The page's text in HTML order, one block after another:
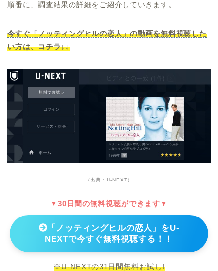
順番に、調査結果の詳細をご紹介していきます。
今すぐ「ノッティングヒルの恋人」の動画を無料視聴した
い方は、コチラ↓↓
（出典：U-NEXT）
▼30日間の無料視聴ができます▼
「ノッティングヒルの恋人」をU-
NEXTで今すぐ無料視聴する！！
※U-NEXTの31日間無料お試し!